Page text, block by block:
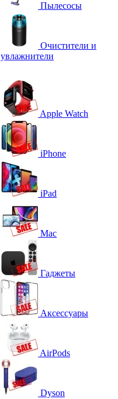
Пылесосы
Очистители и
увлажнители
Apple Watch
iPhone
iPad
Mac
Гаджеты
Аксессуары
AirPods
Dyson